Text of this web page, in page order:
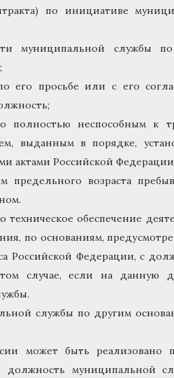
по инициативе
муниципальной службы
его просьбе или с его
полностью неспособным к
выданным в порядке,
актами Российской
возраста
обеспечение
по основаниям,
Российской Федерации, с
случае, если на данную
службы по другим
может быть реализовано
должность муниципальной